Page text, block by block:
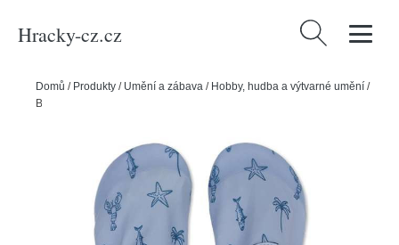
Hracky-cz.cz Vyhledávání
Domů / Produkty / Umění a zábava / Hobby, hudba a výtvarné umění /
Boty do vody Beach vel. 29 - 30